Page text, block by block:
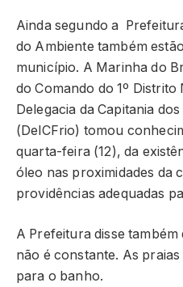
Ainda segundo a
do Ambiente também
município. A Marinha do
do Comando do 1º Distrito
Delegacia da Capitania
(DelCFrio) tomou
quarta-feira (12), da
óleo nas proximidades da
providências adequadas
A Prefeitura disse também
não é constante. As
para o banho.